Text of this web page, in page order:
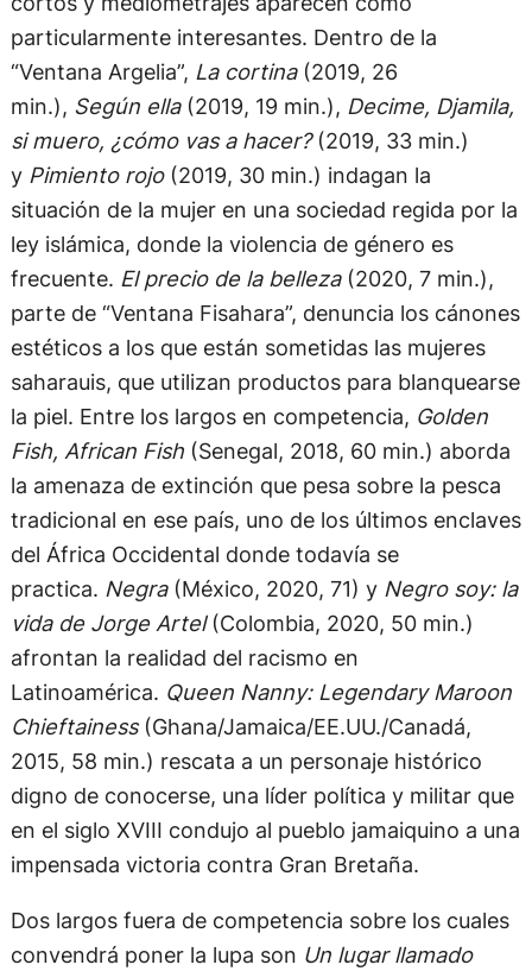
particularmente interesantes. Dentro de la
“Ventana Argelia”, La cortina(2019, 26
min.), Según ella(2019, 19 min.), Decime, Djamila,
si muero, ¿cómo vas a hacer?(2019, 33 min.)
y Pimiento rojo(2019, 30 min.) indagan la
situación de la mujer en una sociedad regida por la
ley islámica, donde la violencia de género es
frecuente. El precio de la belleza(2020, 7 min.),
parte de “Ventana Fisahara”, denuncia los cánones
estéticos a los que están sometidas las mujeres
saharauis, que utilizan productos para blanquearse
la piel. Entre los largos en competencia, Golden
Fish, African Fish(Senegal, 2018, 60 min.) aborda
la amenaza de extinción que pesa sobre la pesca
tradicional en ese país, uno de los últimos enclaves
del África Occidental donde todavía se
practica. Negra(México, 2020, 71) y Negro soy: la
vida de Jorge Artel(Colombia, 2020, 50 min.)
afrontan la realidad del racismo en
Latinoamérica. Queen Nanny: Legendary Maroon
Chieftainess(Ghana/Jamaica/EE.UU./Canadá,
2015, 58 min.) rescata a un personaje histórico
digno de conocerse, una líder política y militar que
en el siglo XVIII condujo al pueblo jamaiquino a una
impensada victoria contra Gran Bretaña.
Dos largos fuera de competencia sobre los cuales
convendrá poner la lupa son Un lugar llamado